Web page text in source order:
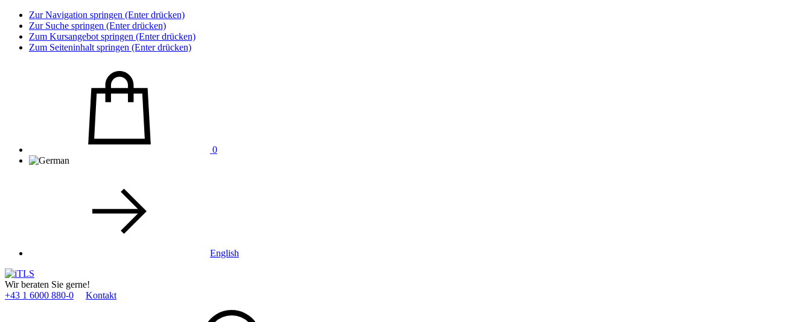
Zur Navigation springen (Enter drücken)
Zur Suche springen (Enter drücken)
Zum Kursangebot springen (Enter drücken)
Zum Seiteninhalt springen (Enter drücken)
0
English
Wir beraten Sie gerne!
+43 1 6000 880­-0
Kontakt